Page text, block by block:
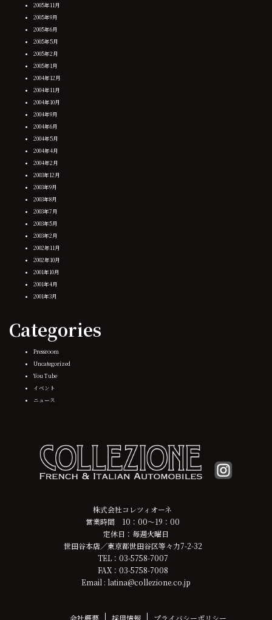
2005年11月
2005年9月
2005年6月
2005年5月
2005年2月
2005年1月
2004年12月
2004年11月
2004年10月
2004年9月
2004年6月
2004年5月
2004年4月
2004年2月
2003年12月
2003年9月
2003年8月
2003年7月
2003年5月
2003年2月
2002年11月
2002年10月
2001年10月
2001年4月
2001年3月
Categories
Pressroom
Uncategorized
You Tube
イベント
ニュース
株式会社コレツィオーネ
営業時間 10：00～19：00
定休日：毎週火曜日
世田谷本店／東京都世田谷区等々力7-2-32
TEL：03-5758-7007
FAX：03-5758-7008
Email : latina@collezione.co.jp